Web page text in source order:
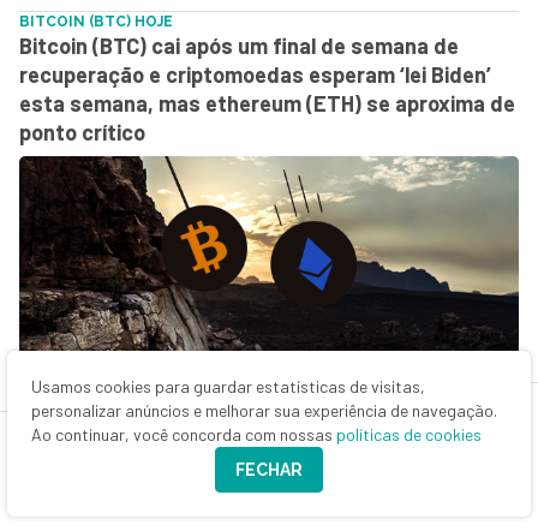
31 de janeiro de 2022 - 11:46
BITCOIN (BTC) HOJE
Bitcoin (BTC) cai após um final de semana de
recuperação e criptomoedas esperam ‘lei Biden’
esta semana, mas ethereum (ETH) se aproxima de
ponto crítico
SEMANA EM CRIPTO
Bitcoin (BTC) cai mais de 6% em sete dias, de olho
no Fed e na próxima lei de Joe Biden; confira o que
Usamos cookies para guardar estatísticas de visitas,
personalizar anúncios e melhorar sua experiência de navegação.
Ao continuar, você concorda com nossas políticas de cookies
FECHAR